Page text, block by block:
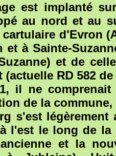
est implanté
au nord et au
cartulaire d'Evron
et à Sainte-
et de
(actuelle RD 582
il ne
de la
s'est
l'est le long de la
et la